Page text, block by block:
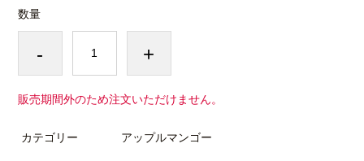
数量
- +
販売期間外のため注文いただけません。
カテゴリー アップルマンゴー